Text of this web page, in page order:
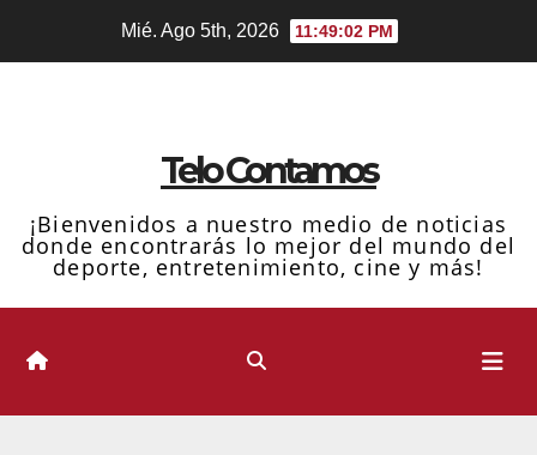
Mié. Ago 5th, 2026 11:49:02 PM
Telo Contamos
¡Bienvenidos a nuestro medio de noticias
donde encontrarás lo mejor del mundo del
deporte, entretenimiento, cine y más!